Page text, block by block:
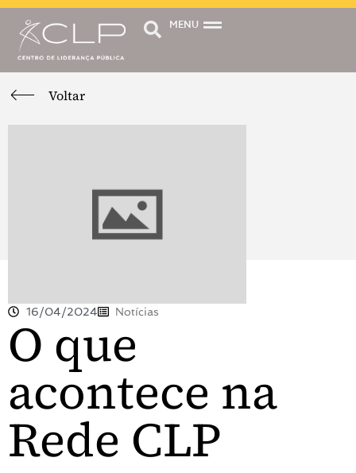
MENU
Voltar
16/04/2024 Notícias
O que
acontece na
Rede CLP